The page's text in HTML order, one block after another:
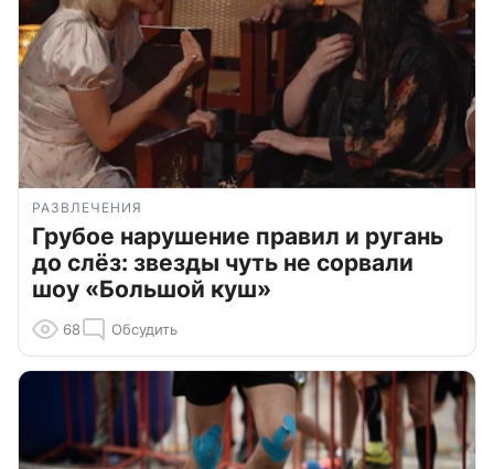
РАЗВЛЕЧЕНИЯ
Грубое нарушение правил и ругань
до слёз: звезды чуть не сорвали
шоу «Большой куш»
68 Обсудить